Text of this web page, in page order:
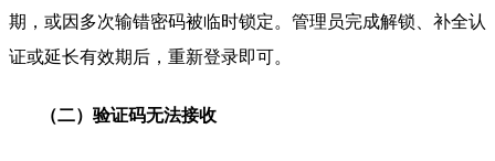
期，或因多次输错密码被临时锁定。管理员完成解锁、补全认
证或延长有效期后，重新登录即可。
（二）验证码无法接收